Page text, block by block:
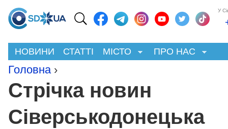
У
НОВИНИ СТАТТІ МІСТО ПРО НАС
Головна ›
Стрічка новин
Сіверськодонецька